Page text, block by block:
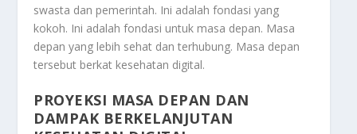
swasta dan pemerintah. Ini adalah fondasi yang
kokoh. Ini adalah fondasi untuk masa depan. Masa
depan yang lebih sehat dan terhubung. Masa depan
tersebut berkat kesehatan digital.
PROYEKSI MASA DEPAN DAN
DAMPAK BERKELANJUTAN